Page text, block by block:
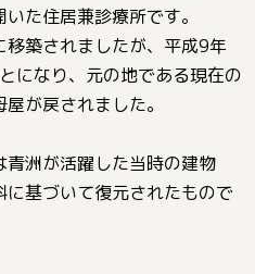
た住居兼診療所です。
築されましたが、平成9年
になり、元の地である現在の
が戻されました。
洲が活躍した当時の建物
基づいて復元されたもので